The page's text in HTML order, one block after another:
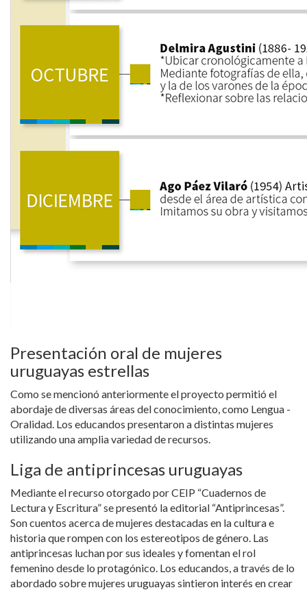
Presentación oral de mujeres
uruguayas estrellas
Como se mencionó anteriormente el proyecto permitió el
abordaje de diversas áreas del conocimiento, como Lengua -
Oralidad. Los educandos presentaron a distintas mujeres
utilizando una amplia variedad de recursos.
Liga de antiprincesas uruguayas
Mediante el recurso otorgado por CEIP “Cuadernos de
Lectura y Escritura” se presentó la editorial “Antiprincesas”.
Son cuentos acerca de mujeres destacadas en la cultura e
historia que rompen con los estereotipos de género. Las
antiprincesas luchan por sus ideales y fomentan el rol
femenino desde lo protagónico. Los educandos, a través de lo
abordado sobre mujeres uruguayas sintieron interés en crear